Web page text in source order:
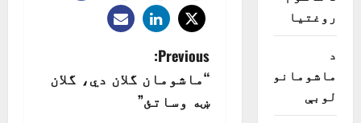
P
o
Previous:
“ماشومان گلان دي، گلان
ښه وساتئ”
روغتیا
د
ماشومانو
لوبې